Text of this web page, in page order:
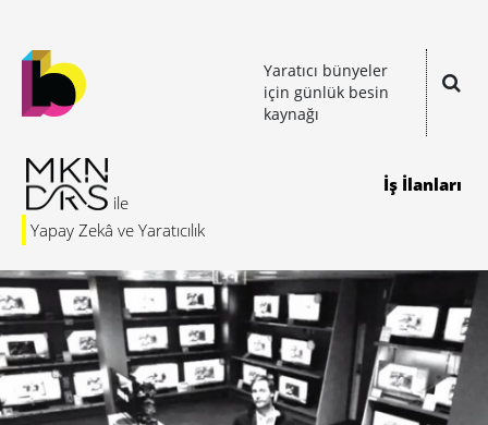
Yaratıcı bünyeler
için günlük besin
kaynağı
Yapay Zekâ ve Yaratıcılık
İş İlanları